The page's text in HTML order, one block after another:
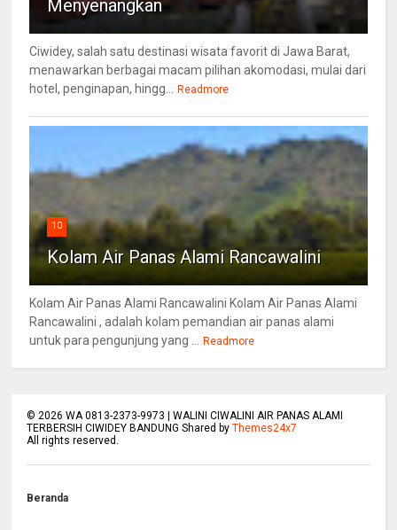
Menyenangkan
Ciwidey, salah satu destinasi wisata favorit di Jawa Barat,
menawarkan berbagai macam pilihan akomodasi, mulai dari
hotel, penginapan, hingg...
Readmore
10
Kolam Air Panas Alami Rancawalini
Kolam Air Panas Alami Rancawalini Kolam Air Panas Alami
Rancawalini , adalah kolam pemandian air panas alami
untuk para pengunjung yang ...
Readmore
© 2026 WA 0813-2373-9973 | WALINI CIWALINI AIR PANAS ALAMI
TERBERSIH CIWIDEY BANDUNG Shared byThemes24x7
All rights reserved.
Beranda